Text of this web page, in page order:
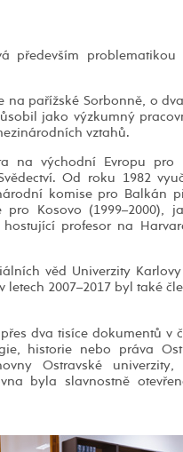
především problematikou
pařížské Sorbonně, o
jako výzkumný
vztahů.
na východní Evropu pro
Od roku 1982
komise pro Balkán
pro Kosovo
profesor na
věd Univerzity
2007–2017 byl také
dva tisíce dokumentů v
historie nebo práva
Ostravské
byla slavnostně